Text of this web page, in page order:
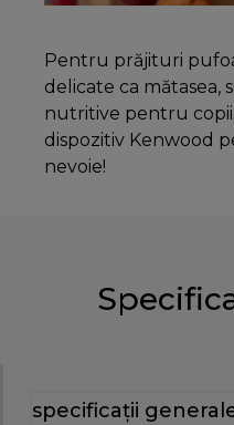
Pentru prăjituri
delicate ca mătasea,
nutritive pentru
dispozitiv Kenwood
nevoie!
specificații